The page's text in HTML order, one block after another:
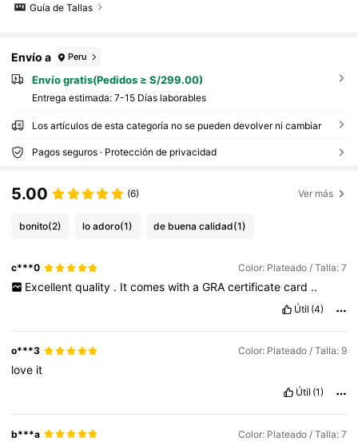
Guía de Tallas
Envío a Peru
Envío gratis(Pedidos ≥ S/299.00)
Entrega estimada: 7-15 Días laborables
Los artículos de esta categoría no se pueden devolver ni cambiar
Pagos seguros · Protección de privacidad
5.00 (6) Ver más
bonito(2) lo adoro(1) de buena calidad(1)
c***0 Color: Plateado / Talla: 7
Excellent quality . It comes with a GRA certificate card ..
Útil (4)
o***3 Color: Plateado / Talla: 9
love it
Útil (1)
b***a Color: Plateado / Talla: 7